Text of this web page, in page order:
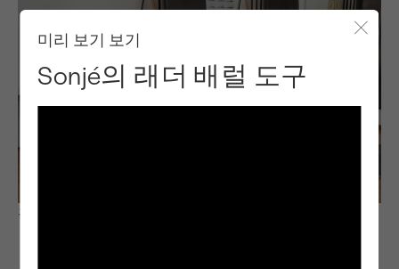
미리 보기 보기
Sonjé의 래더 배럴 도구
관찰 및 학습